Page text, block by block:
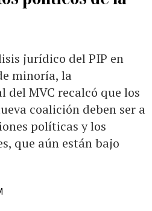
jurídico del PIP en
minoría, la
del MVC recalcó que los
coalición deben ser a
políticas y los
que aún están bajo